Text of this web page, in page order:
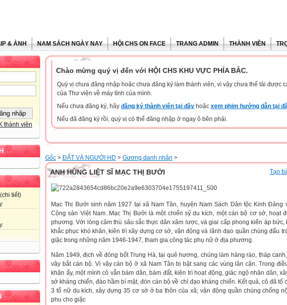
& ẢNH NAM SÁCH NGÀY NAY HỘI CHS ON FACE TRANG ADMIN THÀNH VIÊN
thành viên
chi tiết)
Chào mừng quý vị đến với HỘI CHS KHU VỰC PHÍA BẮC.
Quý vị chưa đăng nhập hoặc chưa đăng ký làm thành viên, vì vậy chưa thể tải được
của Thư viện về máy tính của mình.
Nếu chưa đăng ký, hãy đăng ký thành viên tại đây hoặc xem phim hướng dẫn tại
Nếu đã đăng ký rồi, quý vị có thể đăng nhập ở ngay ô bên phải.
Gốc > ĐẤT VÀ NGƯỜI HD > Gương danh nhân >
Tạo
ANH HÙNG LIỆT SĨ MẠC THỊ BƯỞI
Mạc Thị Bưởi sinh năm 1927 tại xã Nam Tân, huyện Nam Sách Dân tộc Kinh Đảng
Cộng sản Việt Nam. Mạc Thị Bưởi là một chiến sỹ du kích, một cán bộ cơ sở, hoạt
phương. Với lòng căm thù sâu sắc thực dân xâm lược, và giai cấp phong kiến áp bức,
khắc phục khó khăn, kiên trì xây dựng cơ sở, vận động và lãnh đạo quần chúng đấu
giặc trong những năm 1946-1947, tham gia công tác phụ nữ ở địa phương.
Năm 1949, địch về đóng bốt Trung Hà, tại quê hương, chúng làm hàng rào, tháp
vây bắt cán bộ. Vì vậy cán bộ ở xã Nam Tân bị bật sang các vùng lân cận. Trong
khăn ấy, một mình cô vẫn bám dân, bám đất, kiên trì hoạt động, giác ngộ nhân dân,
sở kháng chiến, đào hầm bí mật, đón cán bộ về chỉ đạo kháng chiến. Kết quả, cô đã tổ
3 tổ nữ du kích, xây dựng 35 cơ sở ở ba thôn của xã; vận động quần chúng chống
phu cho giặc